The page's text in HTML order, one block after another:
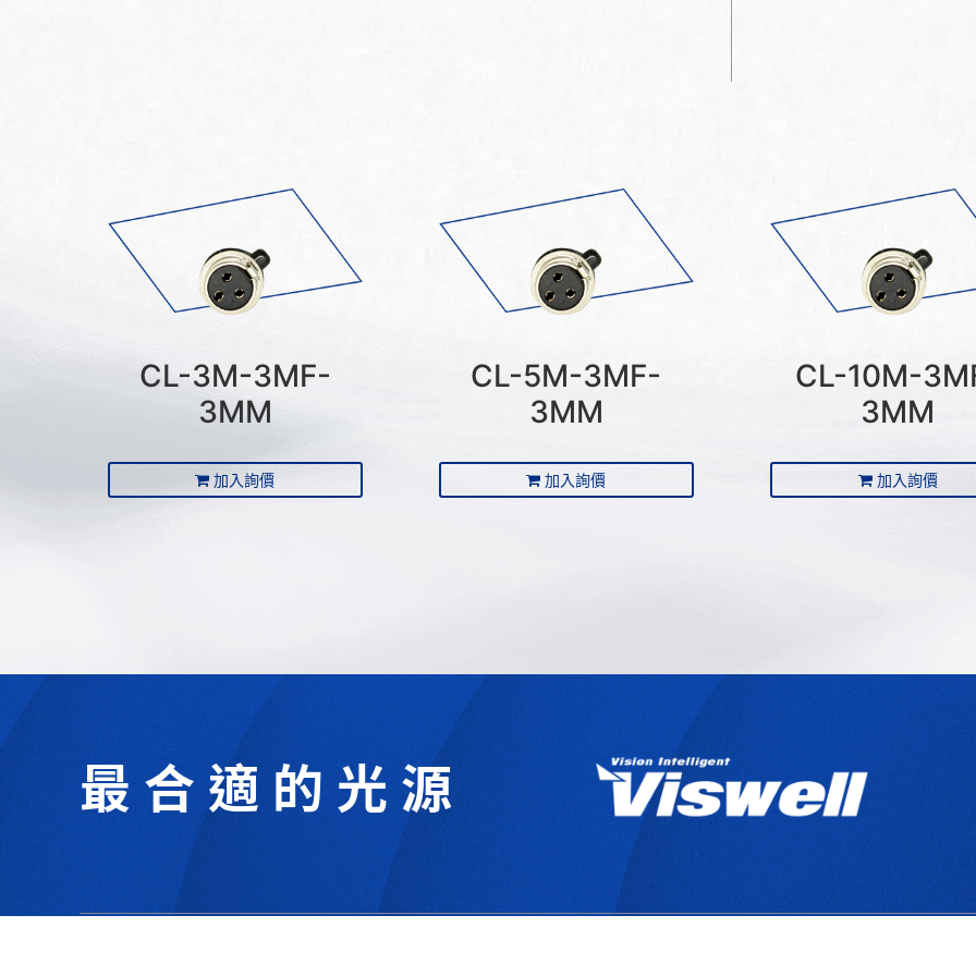
CL-3M-3MF-
3MM
加入詢價
CL-5M-3MF-
3MM
加入詢價
CL-10M-
3MM
加入詢價
最合適的光源